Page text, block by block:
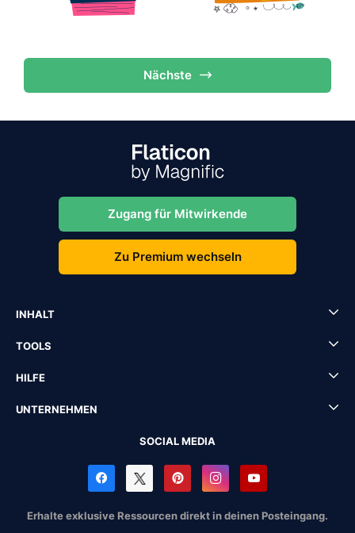
Nächste
Zugang für Mitwirkende
Zu Premium wechseln
INHALT
TOOLS
HILFE
UNTERNEHMEN
SOCIAL MEDIA
Erhalte exklusive Ressourcen direkt in deinen Posteingang.